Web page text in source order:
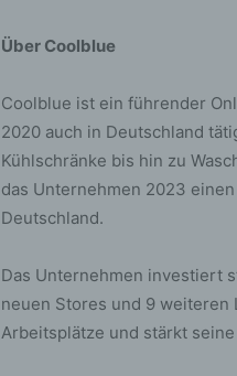
Über Coolblue
Coolblue ist ein führender
2020 auch in Deutschland
Kühlschränke bis hin zu
das Unternehmen 2023
Deutschland.
Das Unternehmen investiert
neuen Stores und 9 weiteren
Arbeitsplätze und stärkt